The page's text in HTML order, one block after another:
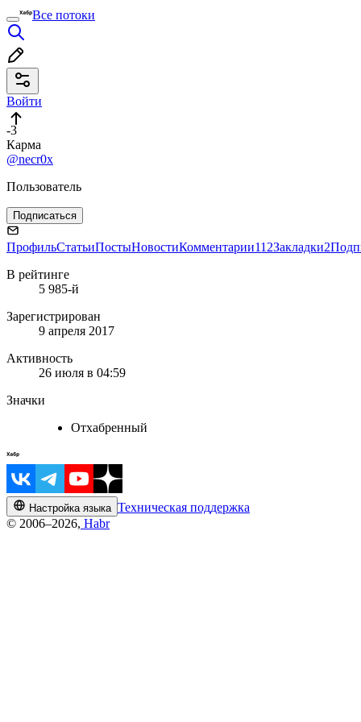
Все потоки
Войти
-3
Карма
@necr0x
Пользователь
Подписаться
ПрофильСтатьиПостыНовостиКомментарии112Закладки2
В рейтинге
5 985-й
Зарегистрирован
9 апреля 2017
Активность
26 июля в 04:59
Значки
Отхабренный
Настройка языка Техническая поддержка
© 2006–2026, Habr